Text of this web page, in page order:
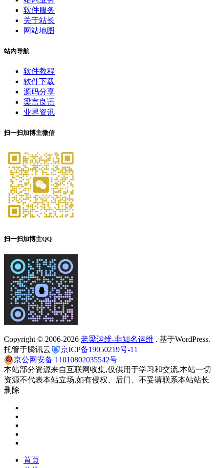
软件服务
关于站长
网站地图
站内导航
软件教程
软件下载
源码分享
梁言良语
业界资讯
扫一扫加博主微信
扫一扫加博主QQ
Copyright © 2006-2026 老梁运维-非知名运维 . 基于WordPress.
托管于腾讯云
京ICP备19050219号-11
京公网安备 11010802035542号
本站部分资源来自互联网收集,仅供用于学习和交流,本站一切
资源不代表本站立场,如有侵权、后门、不妥请联系本站站长
删除
首页